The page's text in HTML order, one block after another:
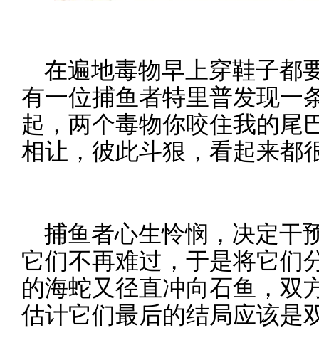
在遍地毒物早上穿鞋子都
有一位捕鱼者特里普发现一
起，两个毒物你咬住我的尾
相让，彼此斗狠，看起来都
捕鱼者心生怜悯，决定干
它们不再难过，于是将它们
的海蛇又径直冲向石鱼，双
估计它们最后的结局应该是